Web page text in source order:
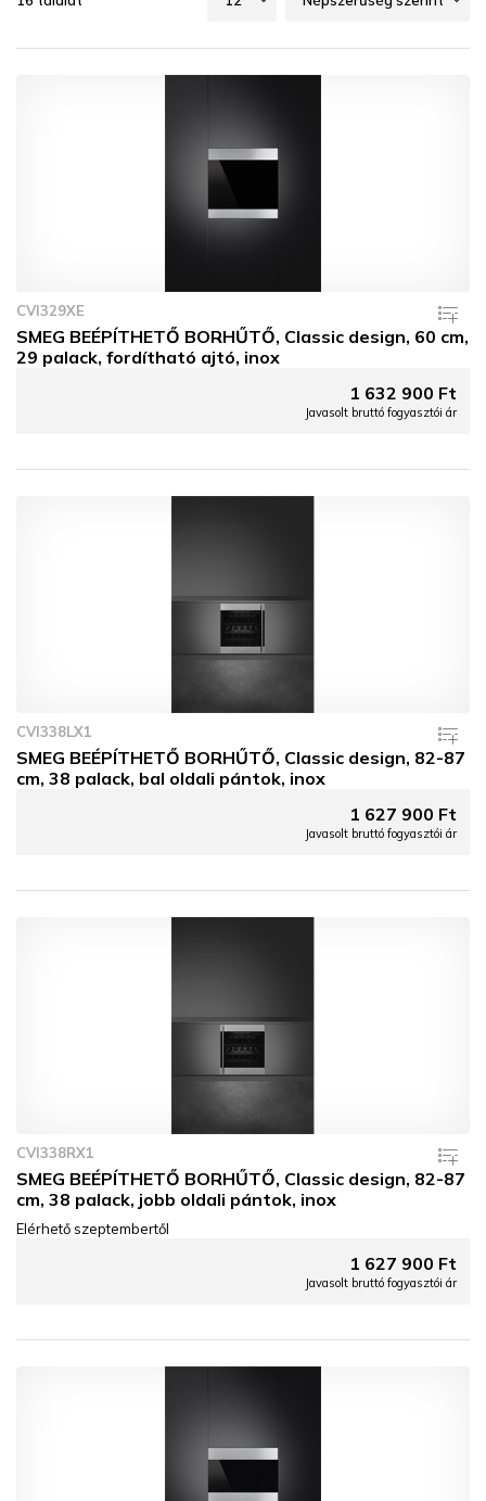
CVI329XE
SMEG BEÉPÍTHETŐ BORHŰTŐ, Classic design, 60 cm,
29 palack, fordítható ajtó, inox
1 632 900 Ft
Javasolt bruttó fogyasztói ár
CVI338LX1
SMEG BEÉPÍTHETŐ BORHŰTŐ, Classic design, 82-87
cm, 38 palack, bal oldali pántok, inox
1 627 900 Ft
Javasolt bruttó fogyasztói ár
CVI338RX1
SMEG BEÉPÍTHETŐ BORHŰTŐ, Classic design, 82-87
cm, 38 palack, jobb oldali pántok, inox
Elérhető szeptembertől
1 627 900 Ft
Javasolt bruttó fogyasztói ár